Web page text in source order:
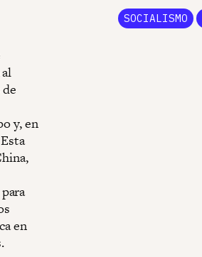
y, en
en
SOCIALISMO